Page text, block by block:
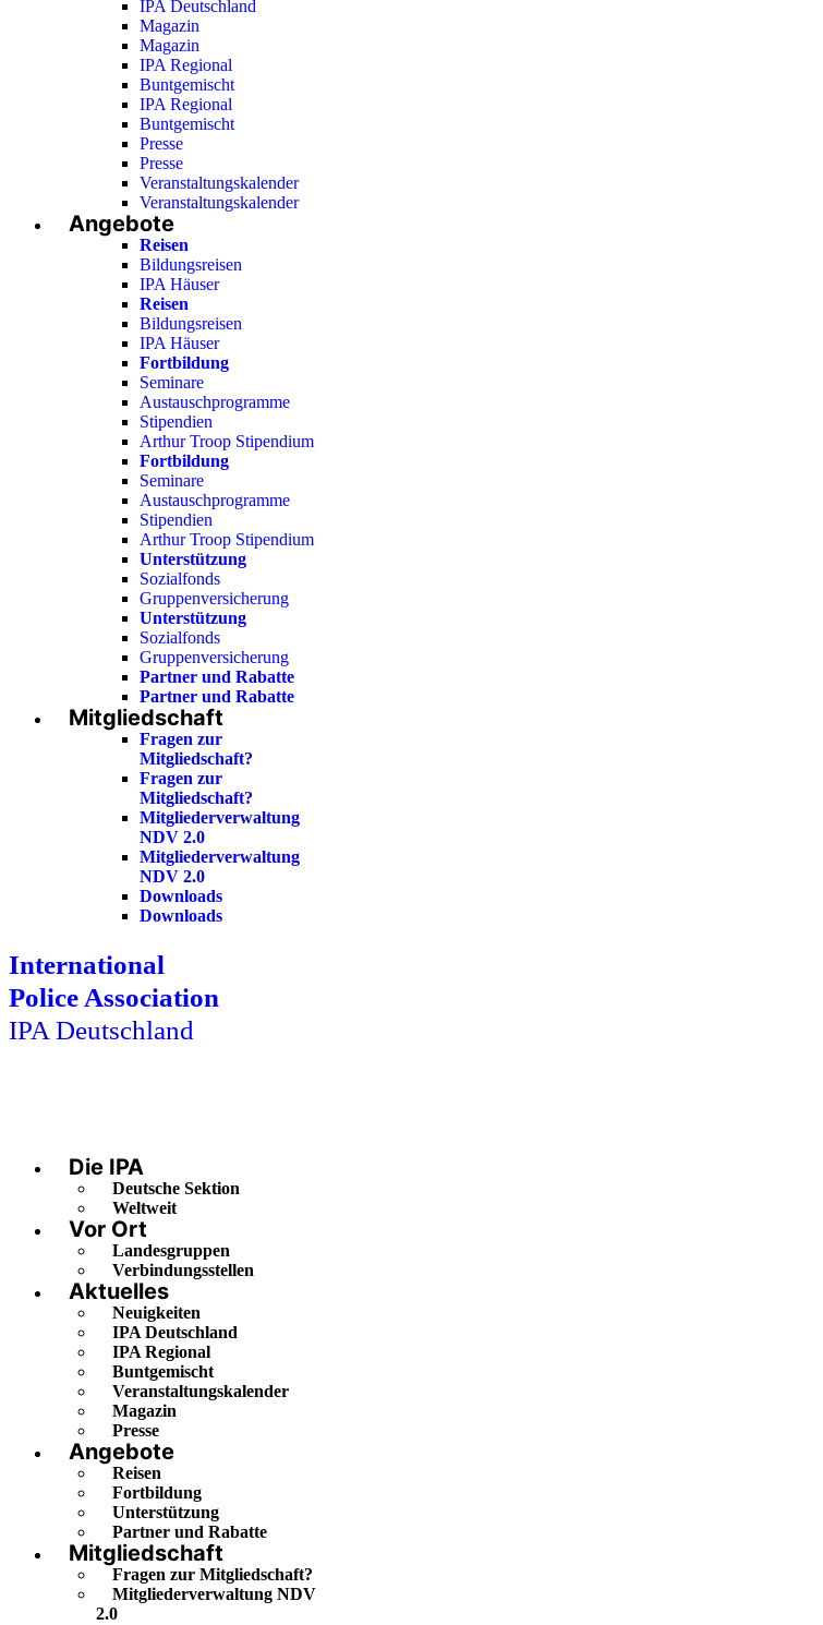
IPA Deutschland
Magazin
Magazin
IPA Regional
Buntgemischt
IPA Regional
Buntgemischt
Presse
Presse
Veranstaltungskalender
Veranstaltungskalender
Angebote
Reisen
Bildungsreisen
IPA Häuser
Reisen
Bildungsreisen
IPA Häuser
Fortbildung
Seminare
Austauschprogramme
Stipendien
Arthur Troop Stipendium
Fortbildung
Seminare
Austauschprogramme
Stipendien
Arthur Troop Stipendium
Unterstützung
Sozialfonds
Gruppenversicherung
Unterstützung
Sozialfonds
Gruppenversicherung
Partner und Rabatte
Partner und Rabatte
Mitgliedschaft
Fragen zur
Mitgliedschaft?
Fragen zur
Mitgliedschaft?
Mitgliederverwaltung
NDV 2.0
Mitgliederverwaltung
NDV 2.0
Downloads
Downloads
International
Police Association
IPA Deutschland
Die IPA
Deutsche Sektion
Weltweit
Vor Ort
Landesgruppen
Verbindungsstellen
Aktuelles
Neuigkeiten
IPA Deutschland
IPA Regional
Buntgemischt
Veranstaltungskalender
Magazin
Presse
Angebote
Reisen
Fortbildung
Unterstützung
Partner und Rabatte
Mitgliedschaft
Fragen zur Mitgliedschaft?
Mitgliederverwaltung NDV
2.0